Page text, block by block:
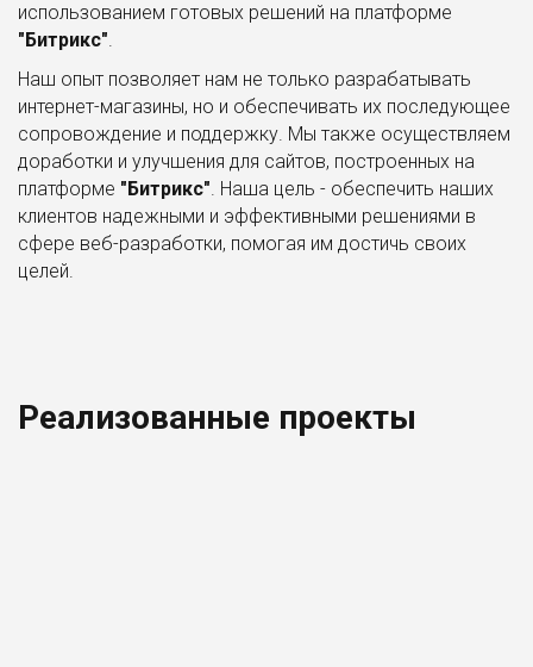
использованием готовых решений на платформе
"Битрикс".
Наш опыт позволяет нам не только разрабатывать
интернет-магазины, но и обеспечивать их последующее
сопровождение и поддержку. Мы также осуществляем
доработки и улучшения для сайтов, построенных на
платформе "Битрикс". Наша цель - обеспечить наших
клиентов надежными и эффективными решениями в
сфере веб-разработки, помогая им достичь своих
целей.
Реализованные проекты